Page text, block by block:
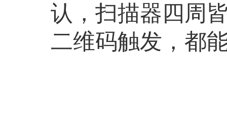
认，扫描器四周
二维码触发，都